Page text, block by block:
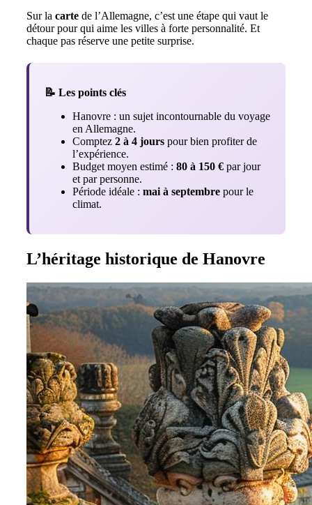
Sur la carte de l’Allemagne, c’est une étape qui vaut le
détour pour qui aime les villes à forte personnalité. Et
chaque pas réserve une petite surprise.
📝 Les points clés
Hanovre : un sujet incontournable du voyage
en Allemagne.
Comptez 2 à 4 jours pour bien profiter de
l’expérience.
Budget moyen estimé : 80 à 150 € par jour
et par personne.
Période idéale : mai à septembre pour le
climat.
L’héritage historique de Hanovre